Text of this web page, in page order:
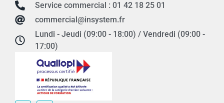
Service commercial : 01 42 18 25 01
commercial@insystem.fr
Lundi - Jeudi (09:00 - 18:00) / Vendredi (09:00 -
17:00)